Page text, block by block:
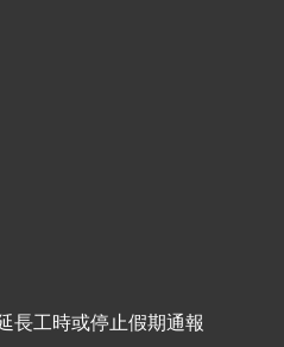
長工時或停止假期通報